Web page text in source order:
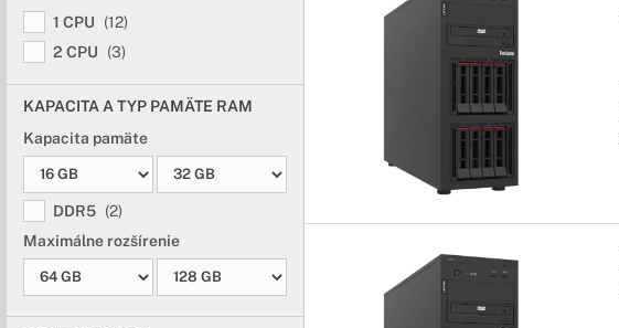
1 CPU
(12)
2 CPU
(3)
KAPACITA A TYP PAMÄTE RAM
Kapacita pamäte
DDR5 (2)
Maximálne rozšírenie